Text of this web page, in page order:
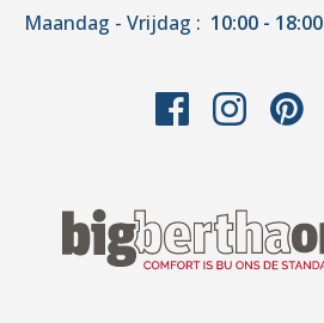
Maandag - Vrijdag : 10:00 - 18:00